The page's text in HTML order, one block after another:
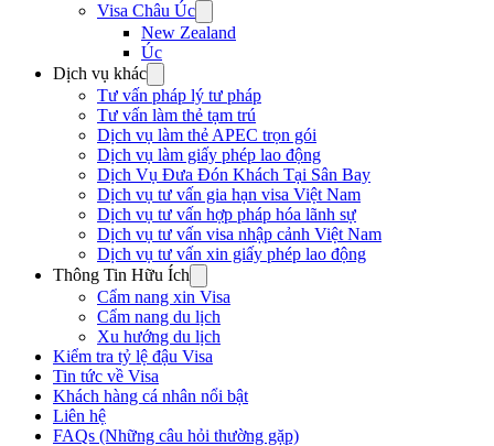
Visa Châu Úc
New Zealand
Úc
Dịch vụ khác
Tư vấn pháp lý tư pháp
Tư vấn làm thẻ tạm trú
Dịch vụ làm thẻ APEC trọn gói
Dịch vụ làm giấy phép lao động
Dịch Vụ Đưa Đón Khách Tại Sân Bay
Dịch vụ tư vấn gia hạn visa Việt Nam
Dịch vụ tư vấn hợp pháp hóa lãnh sự
Dịch vụ tư vấn visa nhập cảnh Việt Nam
Dịch vụ tư vấn xin giấy phép lao động
Thông Tin Hữu Ích
Cẩm nang xin Visa
Cẩm nang du lịch
Xu hướng du lịch
Kiểm tra tỷ lệ đậu Visa
Tin tức về Visa
Khách hàng cá nhân nổi bật
Liên hệ
FAQs (Những câu hỏi thường gặp)